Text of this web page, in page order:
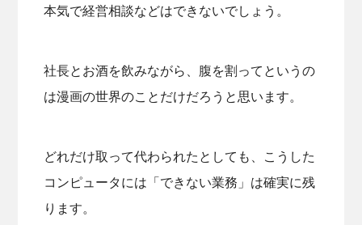
本気で経営相談などはできないでしょう。
社長とお酒を飲みながら、腹を割ってというの
は漫画の世界のことだけだろうと思います。
どれだけ取って代わられたとしても、こうした
コンピュータには「できない業務」は確実に残
ります。